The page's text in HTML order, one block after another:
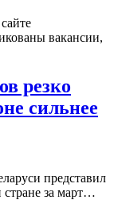
вакансии,
резко
сильнее
представил
за март…